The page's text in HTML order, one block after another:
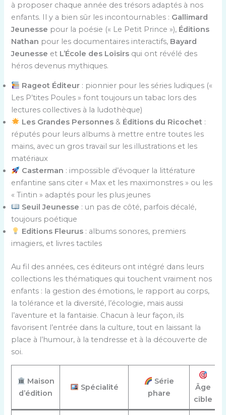
à proposer chaque année des trésors adaptés à nos
enfants. Il y a bien sûr les incontournables : Gallimard
Jeunesse pour la poésie (« Le Petit Prince »), Éditions
Nathan pour les documentaires interactifs, Bayard
Jeunesse et L’École des Loisirs qui ont révélé des
héros devenus mythiques.
Rageot Éditeur : pionnier pour les séries ludiques («
Les P’tites Poules » font toujours un tabac lors des
lectures collectives à la ludothèque)
Les Grandes Personnes & Éditions du Ricochet :
réputés pour leurs albums à mettre entre toutes les
mains, avec un gros travail sur les illustrations et les
matériaux
Casterman : impossible d’évoquer la littérature
enfantine sans citer « Max et les maximonstres » ou les
« Tintin » adaptés pour les plus jeunes
Seuil Jeunesse : un pas de côté, parfois décalé,
toujours poétique
Editions Fleurus : albums sonores, premiers
imagiers, et livres tactiles
Au fil des années, ces éditeurs ont intégré dans leurs
collections les thématiques qui touchent vraiment nos
enfants : la gestion des émotions, le rapport au corps,
la tolérance et la diversité, l’écologie, mais aussi
l’aventure et la fantaisie. Chacun à leur façon, ils
favorisent l’entrée dans la culture, tout en laissant la
place à l’humour, à la tendresse et à la découverte de
soi.
Maison
d’édition
Spécialité
Série
phare
Âge
cible